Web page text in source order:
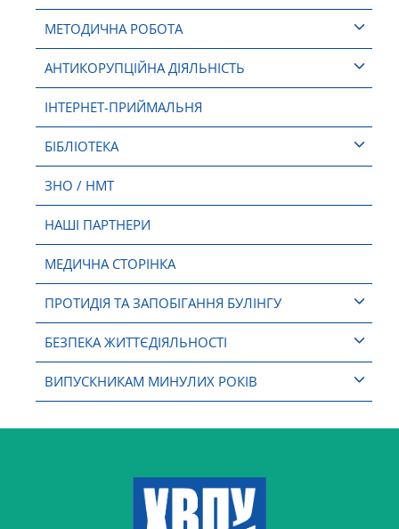
МЕТОДИЧНА РОБОТА
АНТИКОРУПЦІЙНА ДІЯЛЬНІСТЬ
ІНТЕРНЕТ-ПРИЙМАЛЬНЯ
БІБЛІОТЕКА
ЗНО / НМТ
НАШІ ПАРТНЕРИ
МЕДИЧНА СТОРІНКА
ПРОТИДІЯ ТА ЗАПОБІГАННЯ БУЛІНГУ
БЕЗПЕКА ЖИТТЄДІЯЛЬНОСТІ
ВИПУСКНИКАМ МИНУЛИХ РОКІВ